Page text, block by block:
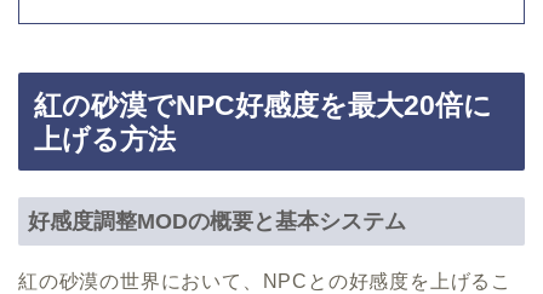
紅の砂漠でNPC好感度を最大20倍に
上げる方法
好感度調整MODの概要と基本システム
紅の砂漠の世界において、NPCとの好感度を上げるこ